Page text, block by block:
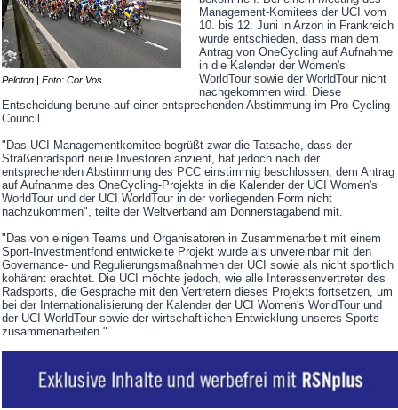
Peloton | Foto: Cor Vos
Management-Komitees der UCI vom
10. bis 12. Juni in Arzon in Frankreich
wurde entschieden, dass man dem
Antrag von OneCycling auf Aufnahme
in die Kalender der Women's
WorldTour sowie der WorldTour nicht
nachgekommen wird. Diese
Entscheidung beruhe auf einer entsprechenden Abstimmung im Pro Cycling
Council.
"Das UCI-Managementkomitee begrüßt zwar die Tatsache, dass der
Straßenradsport neue Investoren anzieht, hat jedoch nach der
entsprechenden Abstimmung des PCC einstimmig beschlossen, dem Antrag
auf Aufnahme des OneCycling-Projekts in die Kalender der UCI Women's
WorldTour und der UCI WorldTour in der vorliegenden Form nicht
nachzukommen", teilte der Weltverband am Donnerstagabend mit.
"Das von einigen Teams und Organisatoren in Zusammenarbeit mit einem
Sport-Investmentfond entwickelte Projekt wurde als unvereinbar mit den
Governance- und Regulierungsmaßnahmen der UCI sowie als nicht sportlich
kohärent erachtet. Die UCI möchte jedoch, wie alle Interessenvertreter des
Radsports, die Gespräche mit den Vertretern dieses Projekts fortsetzen, um
bei der Internationalisierung der Kalender der UCI Women's WorldTour und
der UCI WorldTour sowie der wirtschaftlichen Entwicklung unseres Sports
zusammenarbeiten."